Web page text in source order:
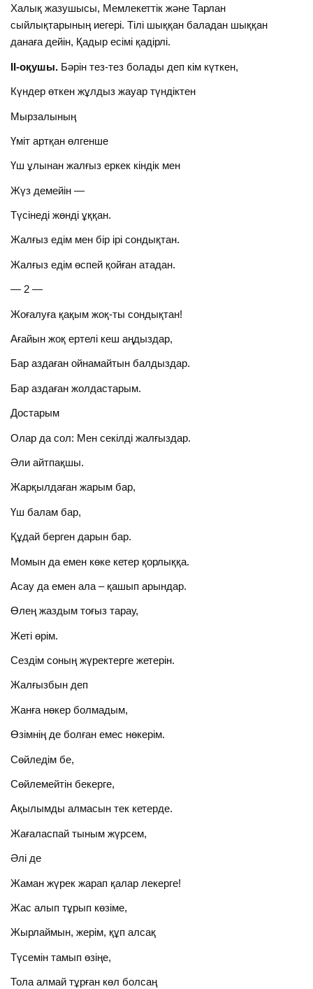
Халық жазушысы, Мемлекеттік және Тарлан
сыйлықтарының иегері. Тілі шыққан баладан шыққан
данаға дейін, Қадыр есімі қадірлі.
ІІ-оқушы. Бәрін тез-тез болады деп кім күткен,
Күндер өткен жұлдыз жауар түндіктен
Мырзалының
Үміт артқан өлгенше
Үш ұлынан жалғыз еркек кіндік мен
Жүз демейін —
Түсінеді жөнді ұққан.
Жалғыз едім мен бір ірі сондықтан.
Жалғыз едім өспей қойған атадан.
— 2 —
Жоғалуға қақым жоқ-ты сондықтан!
Ағайын жоқ ертелі кеш аңдыздар,
Бар аздаған ойнамайтын балдыздар.
Бар аздаған жолдастарым.
Достарым
Олар да сол: Мен секілді жалғыздар.
Әли айтпақшы.
Жарқылдаған жарым бар,
Үш балам бар,
Құдай берген дарын бар.
Момын да емен көке кетер қорлыққа.
Асау да емен ала – қашып арындар.
Өлең жаздым тоғыз тарау,
Жеті өрім.
Сездім соның жүректерге жетерін.
Жалғызбын деп
Жанға нөкер болмадым,
Өзімнің де болған емес нөкерім.
Сөйледім бе,
Сөйлемейтін бекерге,
Ақылымды алмасын тек кетерде.
Жағаласпай тыным жүрсем,
Әлі де
Жаман жүрек жарап қалар лекерге!
Жас алып тұрып көзіме,
Жырлаймын, жерім, құп алсақ
Түсемін тамып өзіңе,
Тола алмай тұрған көл болсаң